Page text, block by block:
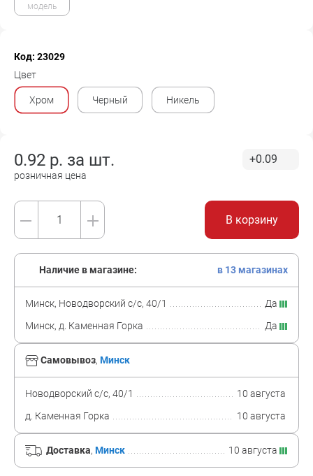
модель
Код: 23029
Цвет
Хром Черный Никель
0.92 р. за шт.
розничная цена
+0.09
В корзину
Самовывоз, Минск
Новодворский с/с, 40/1
10 августа
д. Каменная Горка
10 августа
Доставка, Минск 10 августа
Наличие в магазине: в 13 магазинах
Минск, Новодворский с/с, 40/1
Да
Минск, д. Каменная Горка
Да